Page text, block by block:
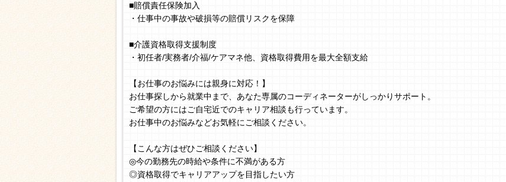
■賠償責任保険加入
・仕事中の事故や破損等の賠償リスクを保障
■介護資格取得支援制度
・初任者/実務者/介福/ケアマネ他、資格取得費用を最大全額支給
【お仕事のお悩みには親身に対応！】
お仕事探しから就業中まで、あなた専属のコーディネーターがしっかりサポート。
ご希望の方にはご自宅近でのキャリア相談も行っています。
お仕事中のお悩みなどお気軽にご相談ください。
【こんな方はぜひご相談ください】
◎今の勤務先の時給や条件に不満がある方
◎資格取得でキャリアアップを目指したい方